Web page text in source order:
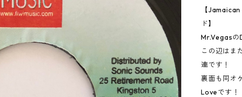
【
ド】
Mr.Vegasの
この辺はま
連です！
裏面も同オ
Loveです！